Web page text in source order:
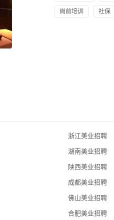
岗前培训 社保
浙江美业招聘
湖南美业招聘
陕西美业招聘
成都美业招聘
佛山美业招聘
合肥美业招聘